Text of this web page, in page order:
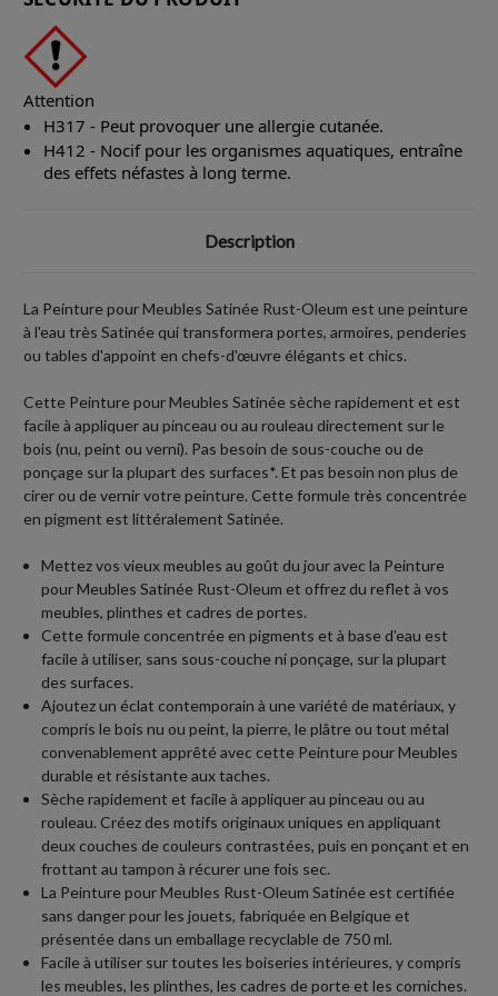
Attention
H317 - Peut provoquer une allergie cutanée.
H412 - Nocif pour les organismes aquatiques, entraîne
des effets néfastes à long terme.
Description
La Peinture pour Meubles Satinée Rust-Oleum est une peinture
à l'eau très Satinée qui transformera portes, armoires, penderies
ou tables d'appoint en chefs-d'œuvre élégants et chics.
Cette Peinture pour Meubles Satinée sèche rapidement et est
facile à appliquer au pinceau ou au rouleau directement sur le
bois (nu, peint ou verni). Pas besoin de sous-couche ou de
ponçage sur la plupart des surfaces*. Et pas besoin non plus de
cirer ou de vernir votre peinture. Cette formule très concentrée
en pigment est littéralement Satinée.
Mettez vos vieux meubles au goût du jour avec la Peinture
pour Meubles Satinée Rust-Oleum et offrez du reflet à vos
meubles, plinthes et cadres de portes.
Cette formule concentrée en pigments et à base d'eau est
facile à utiliser, sans sous-couche ni ponçage, sur la plupart
des surfaces.
Ajoutez un éclat contemporain à une variété de matériaux, y
compris le bois nu ou peint, la pierre, le plâtre ou tout métal
convenablement apprêté avec cette Peinture pour Meubles
durable et résistante aux taches.
Sèche rapidement et facile à appliquer au pinceau ou au
rouleau. Créez des motifs originaux uniques en appliquant
deux couches de couleurs contrastées, puis en ponçant et en
frottant au tampon à récurer une fois sec.
La Peinture pour Meubles Rust-Oleum Satinée est certifiée
sans danger pour les jouets, fabriquée en Belgique et
présentée dans un emballage recyclable de 750 ml.
Facile à utiliser sur toutes les boiseries intérieures, y compris
les meubles, les plinthes, les cadres de porte et les corniches.